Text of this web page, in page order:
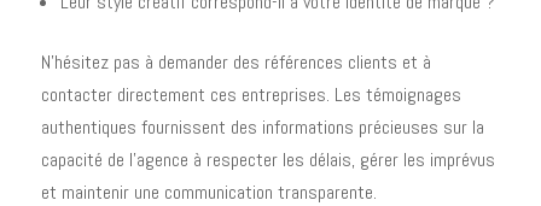
N'hésitez pas à demander des références clients et à
contacter directement ces entreprises. Les témoignages
authentiques fournissent des informations précieuses sur la
capacité de l'agence à respecter les délais, gérer les imprévus
et maintenir une communication transparente.